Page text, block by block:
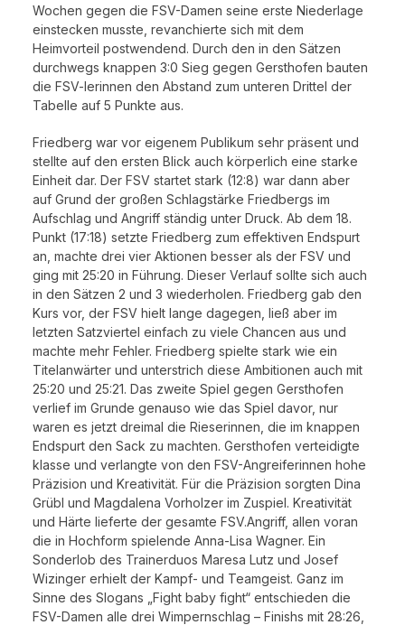
Wochen gegen die FSV-Damen seine erste Niederlage
einstecken musste, revanchierte sich mit dem
Heimvorteil postwendend. Durch den in den Sätzen
durchwegs knappen 3:0 Sieg gegen Gersthofen bauten
die FSV-lerinnen den Abstand zum unteren Drittel der
Tabelle auf 5 Punkte aus.
Friedberg war vor eigenem Publikum sehr präsent und
stellte auf den ersten Blick auch körperlich eine starke
Einheit dar. Der FSV startet stark (12:8) war dann aber
auf Grund der großen Schlagstärke Friedbergs im
Aufschlag und Angriff ständig unter Druck. Ab dem 18.
Punkt (17:18) setzte Friedberg zum effektiven Endspurt
an, machte drei vier Aktionen besser als der FSV und
ging mit 25:20 in Führung. Dieser Verlauf sollte sich auch
in den Sätzen 2 und 3 wiederholen. Friedberg gab den
Kurs vor, der FSV hielt lange dagegen, ließ aber im
letzten Satzviertel einfach zu viele Chancen aus und
machte mehr Fehler. Friedberg spielte stark wie ein
Titelanwärter und unterstrich diese Ambitionen auch mit
25:20 und 25:21. Das zweite Spiel gegen Gersthofen
verlief im Grunde genauso wie das Spiel davor, nur
waren es jetzt dreimal die Rieserinnen, die im knappen
Endspurt den Sack zu machten. Gersthofen verteidigte
klasse und verlangte von den FSV-Angreiferinnen hohe
Präzision und Kreativität. Für die Präzision sorgten Dina
Grübl und Magdalena Vorholzer im Zuspiel. Kreativität
und Härte lieferte der gesamte FSV.Angriff, allen voran
die in Hochform spielende Anna-Lisa Wagner. Ein
Sonderlob des Trainerduos Maresa Lutz und Josef
Wizinger erhielt der Kampf- und Teamgeist. Ganz im
Sinne des Slogans „Fight baby fight“ entschieden die
FSV-Damen alle drei Wimpernschlag – Finishs mit 28:26,